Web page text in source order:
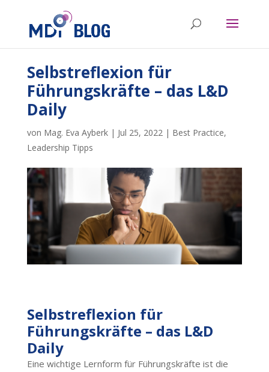
Selbstreflexion für
Führungskräfte – das L&D
Daily
von Mag. Eva Ayberk| Jul 25, 2022| Best Practice,
Leadership Tipps
Selbstreflexion für
Führungskräfte – das L&D
Daily
Eine wichtige Lernform für Führungskräfte ist die